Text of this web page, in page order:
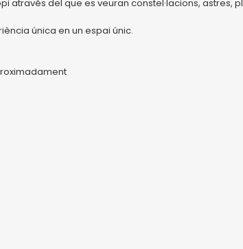
através del que es veuran constel·lacions, astres,
única en un espai únic.